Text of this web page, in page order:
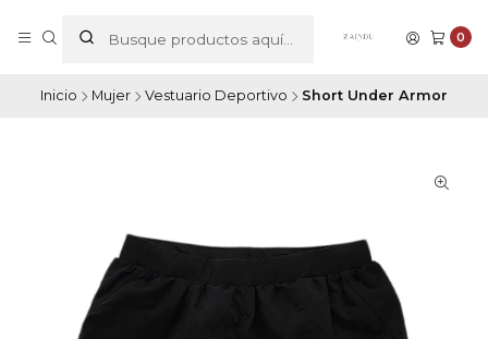
0
Inicio Mujer Vestuario Deportivo Short Under Armor